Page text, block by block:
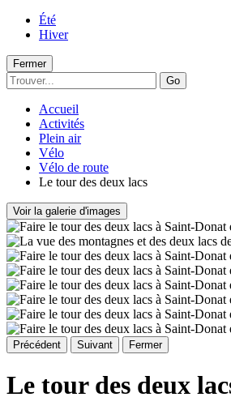
Été
Hiver
Fermer
Go
Accueil
Activités
Plein air
Vélo
Vélo de route
Le tour des deux lacs
Voir la galerie d'images
Précédent Suivant Fermer
Le tour des deux